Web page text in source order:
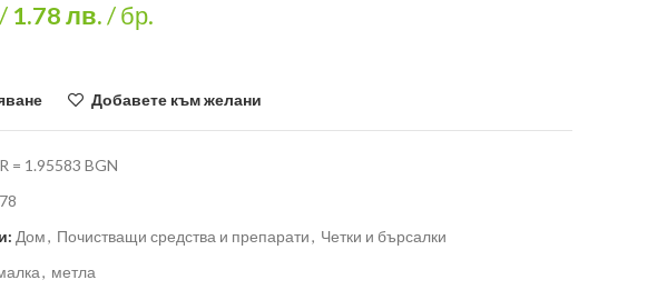
/ 1.78лв./ бр.
Добавете към желани
= 1.95583 BGN
Дом, Почистващи средства и препарати, Четки и бърсалки
, метла